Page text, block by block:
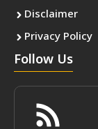
Disclaimer
Privacy Policy
Follow Us